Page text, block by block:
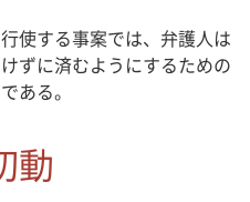
使する事案では、弁護人は
ずに済むようにするための
ある。
動